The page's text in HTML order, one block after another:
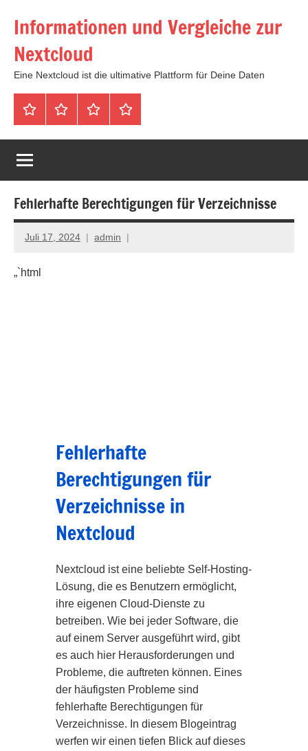
InhaltInformationen und Vergleiche zur
Nextcloud
Eine Nextcloud ist die ultimative Plattform für Deine Daten
StartseiteNeuste Cloud
für
4,99
Euro
Tags
Fehlerhafte Berechtigungen für Verzeichnisse
Juli 17, 2024 admin
„`html
Fehlerhafte
Berechtigungen für
Verzeichnisse in
Nextcloud
Nextcloud ist eine beliebte Self-Hosting-
Lösung, die es Benutzern ermöglicht,
ihre eigenen Cloud-Dienste zu
betreiben. Wie bei jeder Software, die
auf einem Server ausgeführt wird, gibt
es auch hier Herausforderungen und
Probleme, die auftreten können. Eines
der häufigsten Probleme sind
fehlerhafte Berechtigungen für
Verzeichnisse. In diesem Blogeintrag
werfen wir einen tiefen Blick auf dieses